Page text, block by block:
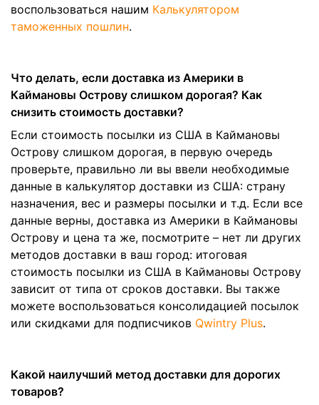
воспользоваться нашим Калькулятором
таможенных пошлин.
Что делать, если доставка из Америки в
Каймановы Острову слишком дорогая? Как
снизить стоимость доставки?
Если стоимость посылки из США в Каймановы
Острову слишком дорогая, в первую очередь
проверьте, правильно ли вы ввели необходимые
данные в калькулятор доставки из США: страну
назначения, вес и размеры посылки и т.д. Если все
данные верны, доставка из Америки в Каймановы
Острову и цена та же, посмотрите – нет ли других
методов доставки в ваш город: итоговая
стоимость посылки из США в Каймановы Острову
зависит от типа от сроков доставки. Вы также
можете воспользоваться консолидацией посылок
или скидками для подписчиков Qwintry Plus.
Какой наилучший метод доставки для дорогих
товаров?